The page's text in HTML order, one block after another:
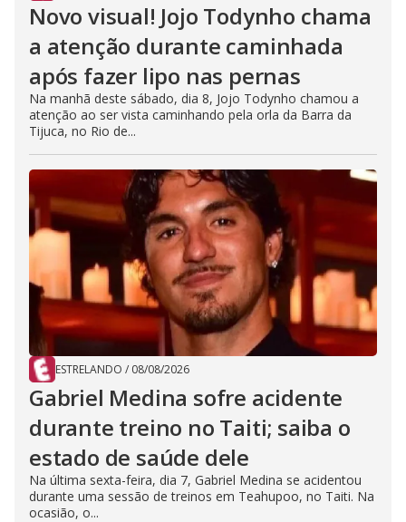
Novo visual! Jojo Todynho chama
a atenção durante caminhada
após fazer lipo nas pernas
Na manhã deste sábado, dia 8, Jojo Todynho chamou a
atenção ao ser vista caminhando pela orla da Barra da
Tijuca, no Rio de...
ESTRELANDO / 08/08/2026
Gabriel Medina sofre acidente
durante treino no Taiti; saiba o
estado de saúde dele
Na última sexta-feira, dia 7, Gabriel Medina se acidentou
durante uma sessão de treinos em Teahupoo, no Taiti. Na
ocasião, o...